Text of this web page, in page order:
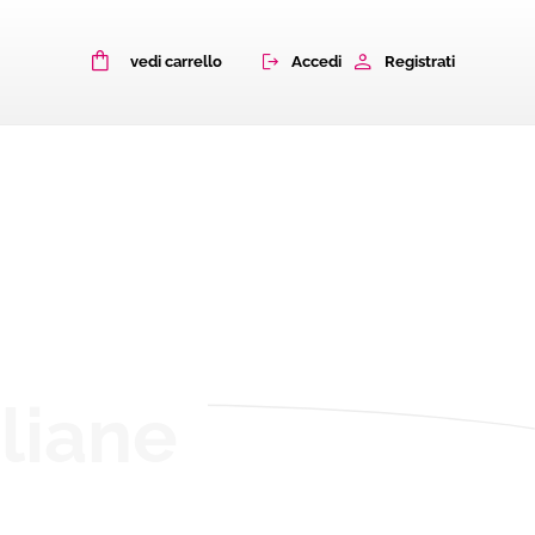
vedi carrello Accedi Registrati